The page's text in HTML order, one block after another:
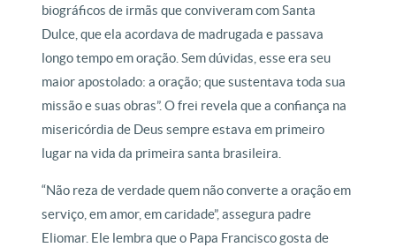
biográficos de irmãs que conviveram com Santa
Dulce, que ela acordava de madrugada e passava
longo tempo em oração. Sem dúvidas, esse era seu
maior apostolado: a oração; que sustentava toda sua
missão e suas obras”. O frei revela que a confiança na
misericórdia de Deus sempre estava em primeiro
lugar na vida da primeira santa brasileira.
“Não reza de verdade quem não converte a oração em
serviço, em amor, em caridade”, assegura padre
Eliomar. Ele lembra que o Papa Francisco gosta de